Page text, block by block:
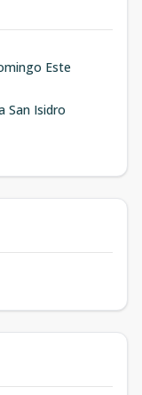
Este
San Isidro